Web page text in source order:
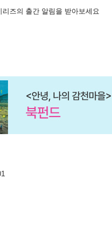
리즈의 출간 알림을 받아보세요